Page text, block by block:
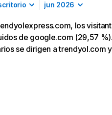
jun 2026
los
de google.com (29,57
se dirigen a trendyol.com